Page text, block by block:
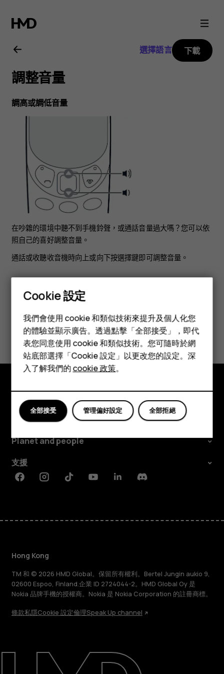
Nokia
3310
3G
用
戶
指
智慧型手機
功能型手機
配件
平板電腦
關於
維修、循環再用、回收再造
選擇語言 下載
調整音量
調高或調低音量
在吵雜的環境中聽不到手機鈴聲，或通話音量過大嗎？您可以依
照自己的喜好調整音量。
通話或收聽收音機時向上或向下按選擇鍵即可調整音量。
您認為這有幫助嗎？
是 否
探索
關於
Planet and people
支援
FacebookInstagramTiktokYoutubeLinkedinDiscord
Hong Kong
TM 和 © 2026 HMD Global。保留所有權利。Bertel Jungin aukio 9,
02600 Espoo, Finland.企業 ID 2724044-2。HMD Global Oy 是
Nokia 品牌手機的授權商。Nokia 是 Nokia Corporation 的註冊商標。
條款私隱Cookie 設定倫理Speak Up channel
Cookie 設定
我們會使用 cookie 和類似技術來提升及個人化您
的體驗並顯示廣告。透過點擊「全部接受」，即代
表您同意使用 cookie 和類似技術。您可隨時於網
站底部選擇「Cookie 設定」以更改您的設定。深
入了解我們的cookie 政策。
全部拒絕
管理偏好設定
全部接受